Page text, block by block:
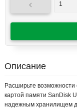

Описание
Расширьте
картой памяти SanDisk
надежным хранилищем